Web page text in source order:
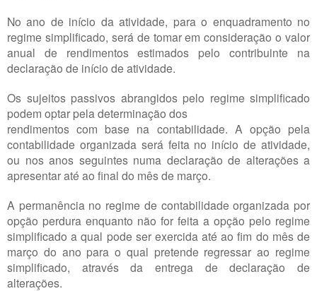
No ano de início da atividade, para o enquadramento no
regime simplificado, será de tomar em consideração o valor
anual de rendimentos estimados pelo contribuinte na
declaração de início de atividade.
Os sujeitos passivos abrangidos pelo regime simplificado
podem optar pela determinação dos
rendimentos com base na contabilidade. A opção pela
contabilidade organizada será feita no início de atividade,
ou nos anos seguintes numa declaração de alterações a
apresentar até ao final do mês de março.
A permanência no regime de contabilidade organizada por
opção perdura enquanto não for feita a opção pelo regime
simplificado a qual pode ser exercida até ao fim do mês de
março do ano para o qual pretende regressar ao regime
simplificado, através da entrega de declaração de
alterações.